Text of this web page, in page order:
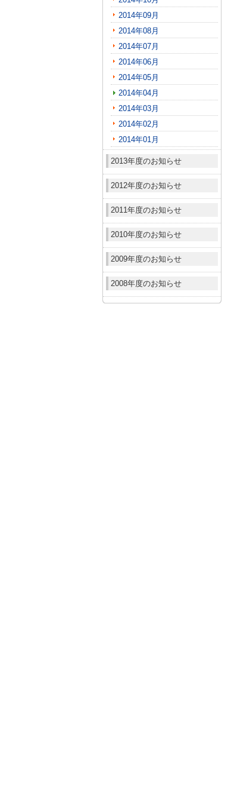
2014年09月
2014年08月
2014年07月
2014年06月
2014年05月
2014年04月
2014年03月
2014年02月
2014年01月
2013年度のお知らせ
2012年度のお知らせ
2011年度のお知らせ
2010年度のお知らせ
2009年度のお知らせ
2008年度のお知らせ